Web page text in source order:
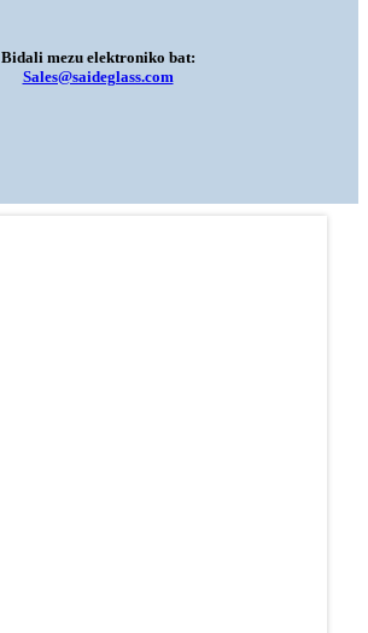
Bidali mezu elektroniko bat:
Sales@saideglass.com